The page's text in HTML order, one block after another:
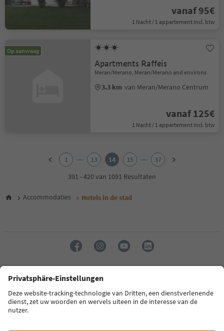
vanaf 95€
1 Nacht / 1 appartement Incl. btw
Op aanvraag
Apartments Raffeis
Meran/Merano, Meran/Merano and environs
3.3 km van Meran/Merano Centrum
vanaf 125€
1 Nacht / 1 appartement Incl. btw
6
13
14
16
17
18
1 ... 13 14 15 ...
37
391 - 420 van 1091 Resultaten
Accommodaties Hotels in de stad
Taal: Nederlands
FAQ Contactgegevens Pers MICE
Privacybeleid